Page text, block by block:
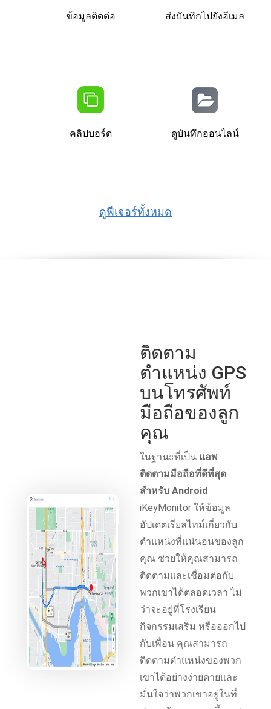
ข้อมูลติดต่อ ส่งบันทึกไปยังอีเมล
คลิปบอร์ด ดูบันทึกออนไลน์
ดูฟีเจอร์ทั้งหมด
ติดตาม
ตำแหน่ง GPS
บนโทรศัพท์
มือถือของลูก
คุณ
ในฐานะที่เป็น แอพ
ติดตามมือถือที่ดีที่สุด
สำหรับ Android
iKeyMonitor ให้ข้อมูล
อัปเดตเรียลไทม์เกี่ยวกับ
ตำแหน่งที่แน่นอนของลูก
คุณ ช่วยให้คุณสามารถ
ติดตามและเชื่อมต่อกับ
พวกเขาได้ตลอดเวลา ไม่
ว่าจะอยู่ที่โรงเรียน
กิจกรรมเสริม หรือออกไป
กับเพื่อน คุณสามารถ
ติดตามตำแหน่งของพวก
เขาได้อย่างง่ายดายและ
มั่นใจว่าพวกเขาอยู่ในที่